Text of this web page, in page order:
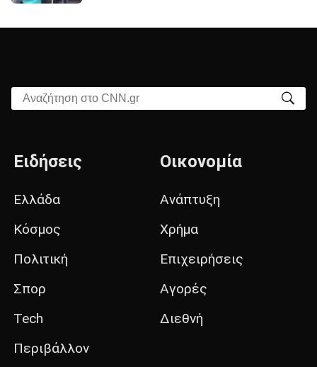
Αναζήτηση στο CNN.gr
Ειδήσεις
Ελλάδα
Κόσμος
Πολιτική
Σπορ
Tech
Περιβάλλον
Οικονομία
Ανάπτυξη
Χρήμα
Επιχειρήσεις
Αγορές
Διεθνή